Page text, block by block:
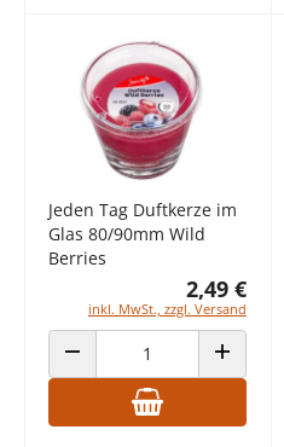
Jeden Tag Duftkerze im
Glas 80/90mm Wild
Berries
2,49 €
inkl. MwSt., zzgl. Versand
ANZAHL VERRINGERN ANZAHL